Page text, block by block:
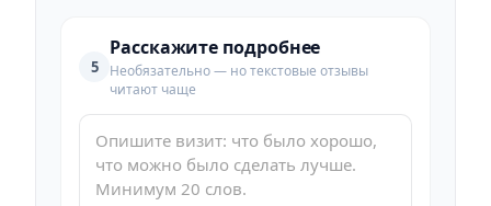
5
Расскажите подробнее
Необязательно — но текстовые отзывы
читают чаще